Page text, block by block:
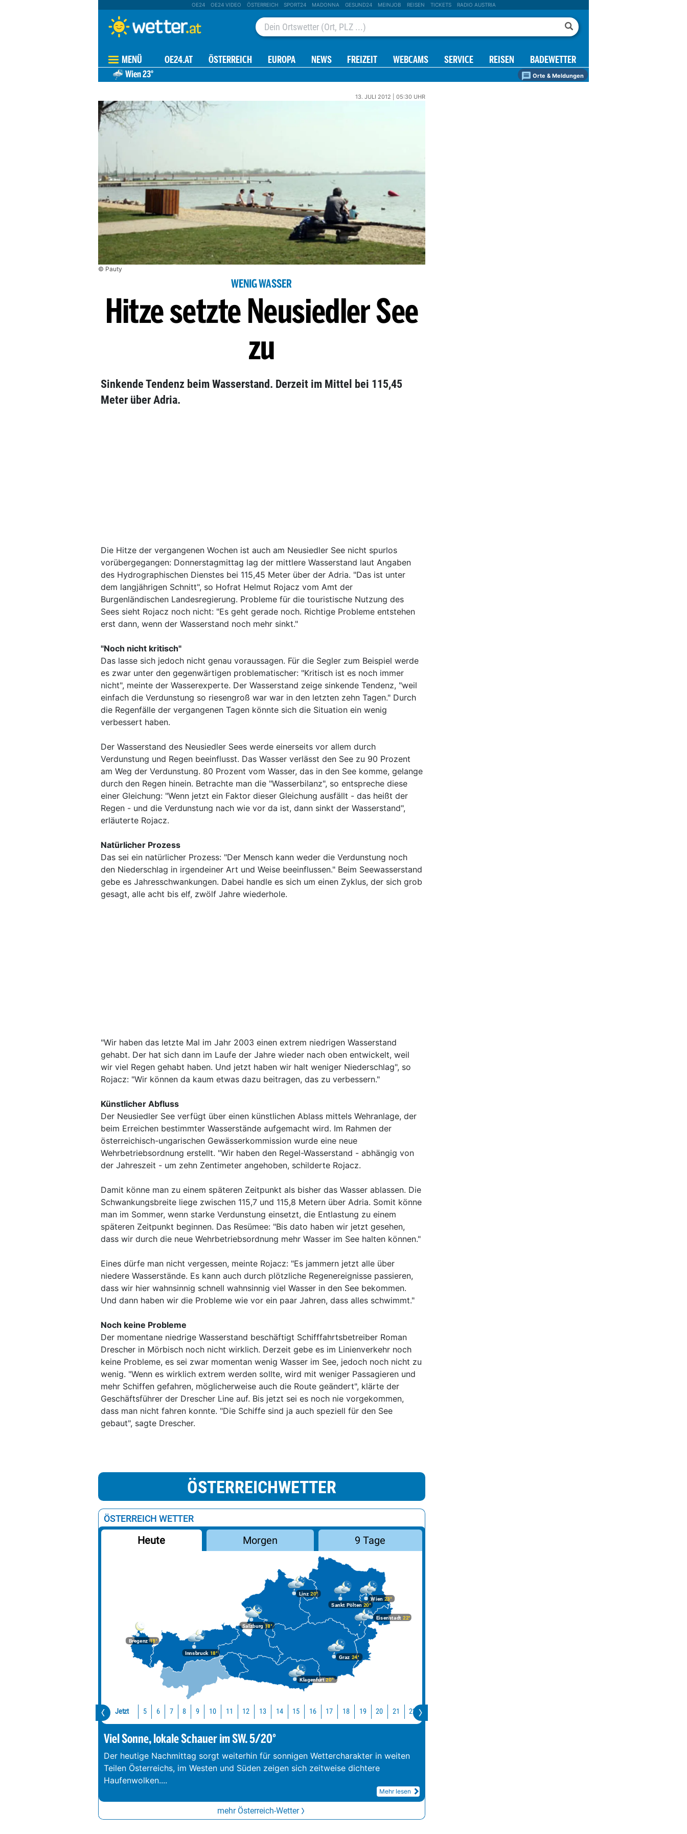
OE24 OE24 VIDEO ÖSTERREICH SPORT24 MADONNA GESUND24 MEINJOB REISEN TICKETS RADIO AUSTRIA
MENÜ OE24.AT ÖSTERREICH EUROPA NEWS FREIZEIT WEBCAMS SERVICE REISEN BADEWETTER
Wien23° Orte & Meldungen
13. JULI 2012 | 05:30 UHR
© Pauty
WENIG WASSER
Hitze setzte Neusiedler See
zu
Sinkende Tendenz beim Wasserstand. Derzeit im Mittel bei 115,45
Meter über Adria.
Die Hitze der vergangenen Wochen ist auch am Neusiedler See nicht spurlos
vorübergegangen: Donnerstagmittag lag der mittlere Wasserstand laut Angaben
des Hydrographischen Dienstes bei 115,45 Meter über der Adria. "Das ist unter
dem langjährigen Schnitt", so Hofrat Helmut Rojacz vom Amt der
Burgenländischen Landesregierung. Probleme für die touristische Nutzung des
Sees sieht Rojacz noch nicht: "Es geht gerade noch. Richtige Probleme entstehen
erst dann, wenn der Wasserstand noch mehr sinkt."
"Noch nicht kritisch"
Das lasse sich jedoch nicht genau voraussagen. Für die Segler zum Beispiel werde
es zwar unter den gegenwärtigen problematischer: "Kritisch ist es noch immer
nicht", meinte der Wasserexperte. Der Wasserstand zeige sinkende Tendenz, "weil
einfach die Verdunstung so riesengroß war war in den letzten zehn Tagen." Durch
die Regenfälle der vergangenen Tagen könnte sich die Situation ein wenig
verbessert haben.
Der Wasserstand des Neusiedler Sees werde einerseits vor allem durch
Verdunstung und Regen beeinflusst. Das Wasser verlässt den See zu 90 Prozent
am Weg der Verdunstung. 80 Prozent vom Wasser, das in den See komme, gelange
durch den Regen hinein. Betrachte man die "Wasserbilanz", so entspreche diese
einer Gleichung: "Wenn jetzt ein Faktor dieser Gleichung ausfällt - das heißt der
Regen - und die Verdunstung nach wie vor da ist, dann sinkt der Wasserstand",
erläuterte Rojacz.
Natürlicher Prozess
Das sei ein natürlicher Prozess: "Der Mensch kann weder die Verdunstung noch
den Niederschlag in irgendeiner Art und Weise beeinflussen." Beim Seewasserstand
gebe es Jahresschwankungen. Dabei handle es sich um einen Zyklus, der sich grob
gesagt, alle acht bis elf, zwölf Jahre wiederhole.
"Wir haben das letzte Mal im Jahr 2003 einen extrem niedrigen Wasserstand
gehabt. Der hat sich dann im Laufe der Jahre wieder nach oben entwickelt, weil
wir viel Regen gehabt haben. Und jetzt haben wir halt weniger Niederschlag", so
Rojacz: "Wir können da kaum etwas dazu beitragen, das zu verbessern."
Künstlicher Abfluss
Der Neusiedler See verfügt über einen künstlichen Ablass mittels Wehranlage, der
beim Erreichen bestimmter Wasserstände aufgemacht wird. Im Rahmen der
österreichisch-ungarischen Gewässerkommission wurde eine neue
Wehrbetriebsordnung erstellt. "Wir haben den Regel-Wasserstand - abhängig von
der Jahreszeit - um zehn Zentimeter angehoben, schilderte Rojacz.
Damit könne man zu einem späteren Zeitpunkt als bisher das Wasser ablassen. Die
Schwankungsbreite liege zwischen 115,7 und 115,8 Metern über Adria. Somit könne
man im Sommer, wenn starke Verdunstung einsetzt, die Entlastung zu einem
späteren Zeitpunkt beginnen. Das Resümee: "Bis dato haben wir jetzt gesehen,
dass wir durch die neue Wehrbetriebsordnung mehr Wasser im See halten können."
Eines dürfe man nicht vergessen, meinte Rojacz: "Es jammern jetzt alle über
niedere Wasserstände. Es kann auch durch plötzliche Regenereignisse passieren,
dass wir hier wahnsinnig schnell wahnsinnig viel Wasser in den See bekommen.
Und dann haben wir die Probleme wie vor ein paar Jahren, dass alles schwimmt."
Noch keine Probleme
Der momentane niedrige Wasserstand beschäftigt Schifffahrtsbetreiber Roman
Drescher in Mörbisch noch nicht wirklich. Derzeit gebe es im Linienverkehr noch
keine Probleme, es sei zwar momentan wenig Wasser im See, jedoch noch nicht zu
wenig. "Wenn es wirklich extrem werden sollte, wird mit weniger Passagieren und
mehr Schiffen gefahren, möglicherweise auch die Route geändert", klärte der
Geschäftsführer der Drescher Line auf. Bis jetzt sei es noch nie vorgekommen,
dass man nicht fahren konnte. "Die Schiffe sind ja auch speziell für den See
gebaut", sagte Drescher.
ÖSTERREICHWETTER
ÖSTERREICH WETTER
Heute Morgen 9 Tage
Bregenz18°
Graz 24°
Innsbruck18°
Klagenfurt20°
Linz 20°
Salzburg18°
Wien 23°
Eisenstadt 22°
Sankt Pölten 20°
Jetzt 5 6 7 8 9 10 11 12 13 14 15 16 17 18 19 20 21 22
Viel Sonne, lokale Schauer im SW. 5/20°
Der heutige Nachmittag sorgt weiterhin für sonnigen Wettercharakter in weiten
Teilen Österreichs, im Westen und Süden zeigen sich zeitweise dichtere
Haufenwolken....
Mehr lesen
mehr Österreich-Wetter